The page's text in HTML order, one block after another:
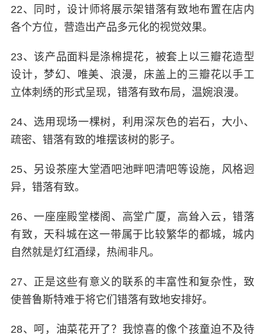
22、同时，设计师将展示架错落有致地布置在店内
各个方位，营造出产品多元化的视觉效果。
23、该产品面料是涤棉提花，被套上以三瓣花造型
设计，梦幻、唯美、浪漫，床盖上的三瓣花以手工
立体刺绣的形式呈现，错落有致布局，温婉浪漫。
24、选用现场一棵树，利用深灰色的岩石，大小、
疏密、错落有致的堆摆该树的影子。
25、另设茶座大堂酒吧池畔吧清吧等设施，风格迥
异，错落有致。
26、一座座殿堂楼阁、高堂广厦，高耸入云，错落
有致，天科城在这一带属于比较繁华的都城，城内
自然就是灯红酒绿，热闹非凡。
27、正是这些有意义的联系的丰富性和复杂性，致
使普鲁斯特难于将它们错落有致地安排好。
28、呵，油菜花开了？我惊喜的像个孩童迫不及待